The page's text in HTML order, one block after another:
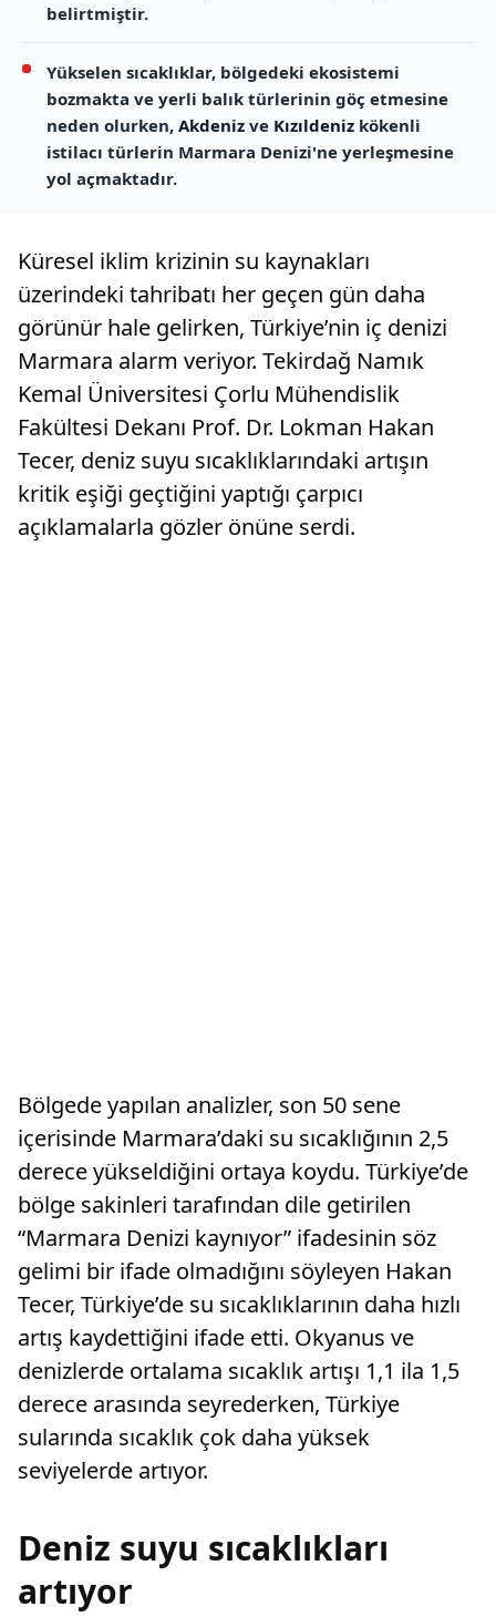
belirtmiştir.
Yükselen sıcaklıklar, bölgedeki ekosistemi
bozmakta ve yerli balık türlerinin göç etmesine
neden olurken, Akdeniz ve Kızıldeniz kökenli
istilacı türlerin Marmara Denizi'ne yerleşmesine
yol açmaktadır.
Küresel iklim krizinin su kaynakları
üzerindeki tahribatı her geçen gün daha
görünür hale gelirken, Türkiye’nin iç denizi
Marmara alarm veriyor. Tekirdağ Namık
Kemal Üniversitesi Çorlu Mühendislik
Fakültesi Dekanı Prof. Dr. Lokman Hakan
Tecer, deniz suyu sıcaklıklarındaki artışın
kritik eşiği geçtiğini yaptığı çarpıcı
açıklamalarla gözler önüne serdi.
Bölgede yapılan analizler, son 50 sene
içerisinde Marmara’daki su sıcaklığının 2,5
derece yükseldiğini ortaya koydu. Türkiye’de
bölge sakinleri tarafından dile getirilen
“Marmara Denizi kaynıyor” ifadesinin söz
gelimi bir ifade olmadığını söyleyen Hakan
Tecer, Türkiye’de su sıcaklıklarının daha hızlı
artış kaydettiğini ifade etti. Okyanus ve
denizlerde ortalama sıcaklık artışı 1,1 ila 1,5
derece arasında seyrederken, Türkiye
sularında sıcaklık çok daha yüksek
seviyelerde artıyor.
Deniz suyu sıcaklıkları
artıyor